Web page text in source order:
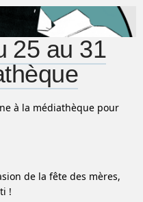
25 au 31
à la médiathèque pour
de la fête des mères,
!